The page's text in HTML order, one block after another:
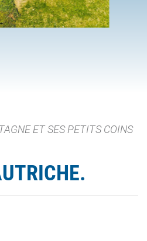
ET SES PETITS COINS